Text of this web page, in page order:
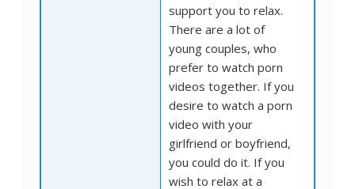
support you to relax.
There are a lot of
young couples, who
prefer to watch porn
videos together. If you
desire to watch a porn
video with your
girlfriend or boyfriend,
you could do it. If you
wish to relax at a